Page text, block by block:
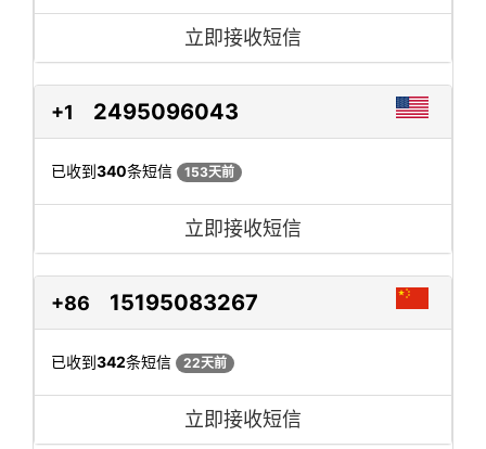
立即接收短信
+1 2495096043
已收到340条短信 153天前
立即接收短信
+86 15195083267
已收到342条短信 22天前
立即接收短信